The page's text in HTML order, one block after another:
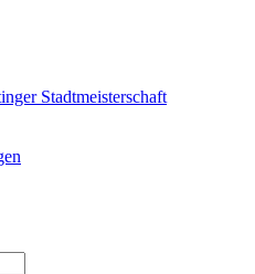
Stadtmeisterschaft